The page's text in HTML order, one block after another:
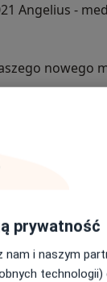
nowego
prywatność
nam i naszym
technologii)